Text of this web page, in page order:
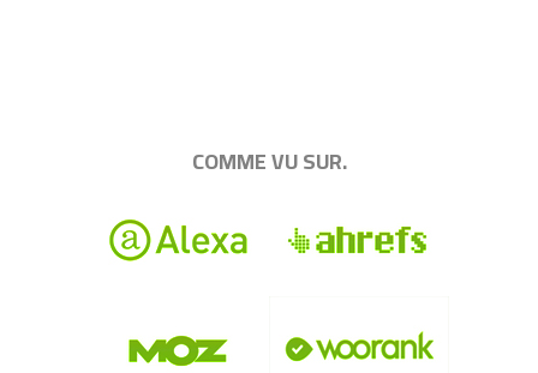
COMME VU SUR.